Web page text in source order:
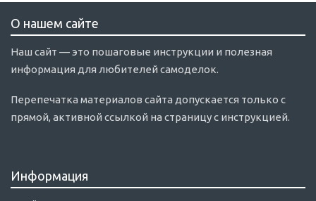
О нашем сайте
Наш сайт — это пошаговые инструкции и полезная
информация для любителей самоделок.
Перепечатка материалов сайта допускается только с
прямой, активной ссылкой на страницу с инструкцией.
Информация